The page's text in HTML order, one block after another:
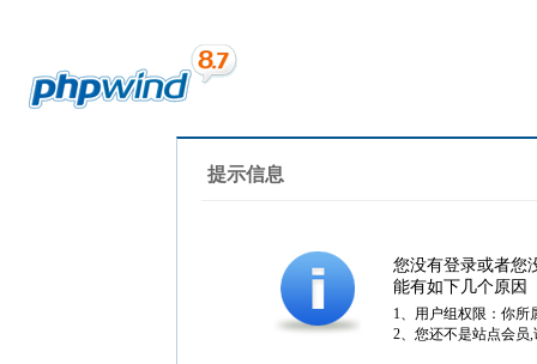
提示信息
您没有登录或者您
能有如下几个原因
1、用户组权限：你所
2、您还不是站点会员